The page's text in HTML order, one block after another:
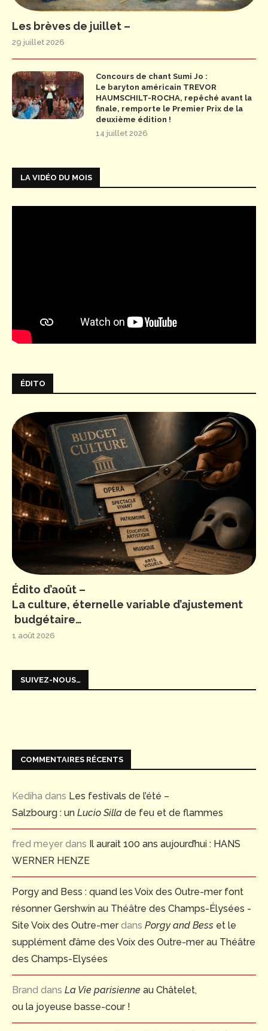
Les brèves de juillet –
29 juillet 2026
Concours de chant Sumi Jo :
Le baryton américain TREVOR
HAUMSCHILT-ROCHA, repêché avant la
finale, remporte le Premier Prix de la
deuxième édition !
14 juillet 2026
LA VIDÉO DU MOIS
ÉDITO
Édito d’août –
La culture, éternelle variable d’ajustement
budgétaire…
1 août 2026
SUIVEZ-NOUS…
COMMENTAIRES RÉCENTS
Kediha dans Les festivals de l’été –
Salzbourg : un Lucio Silla de feu et de flammes
fred meyer dans Il aurait 100 ans aujourd’hui : HANS
WERNER HENZE
Porgy and Bess : quand les Voix des Outre-mer font
résonner Gershwin au Théâtre des Champs-Élysées -
Site Voix des Outre-merdans Porgy and Bess et le
supplément d’âme des Voix des Outre-mer au Théâtre
des Champs-Elysées
Brand dans La Vie parisienne au Châtelet,
ou la joyeuse basse-cour !